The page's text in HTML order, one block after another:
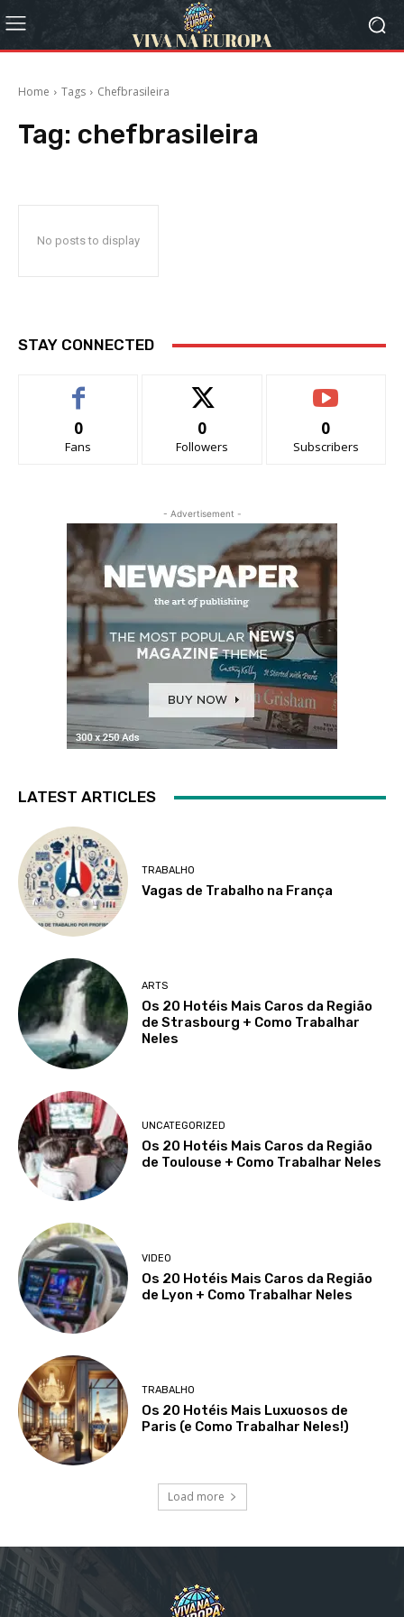
Home Tags Chefbrasileira
Tag: chefbrasileira
No posts to display
STAY CONNECTED
0
Fans
0
Followers
0
Subscribers
- Advertisement -
LATEST ARTICLES
TRABALHO
Vagas de Trabalho na França
ARTS
Os 20 Hotéis Mais Caros da Região
de Strasbourg + Como Trabalhar
Neles
UNCATEGORIZED
Os 20 Hotéis Mais Caros da Região
de Toulouse + Como Trabalhar Neles
VIDEO
Os 20 Hotéis Mais Caros da Região
de Lyon + Como Trabalhar Neles
TRABALHO
Os 20 Hotéis Mais Luxuosos de
Paris (e Como Trabalhar Neles!)
Load more